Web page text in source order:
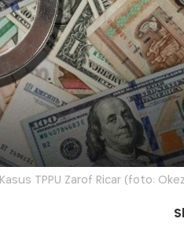
Kasus TPPU Zarof Ricar (foto: